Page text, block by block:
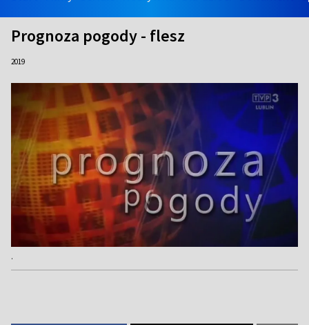
Prognoza pogody - flesz
2019
.